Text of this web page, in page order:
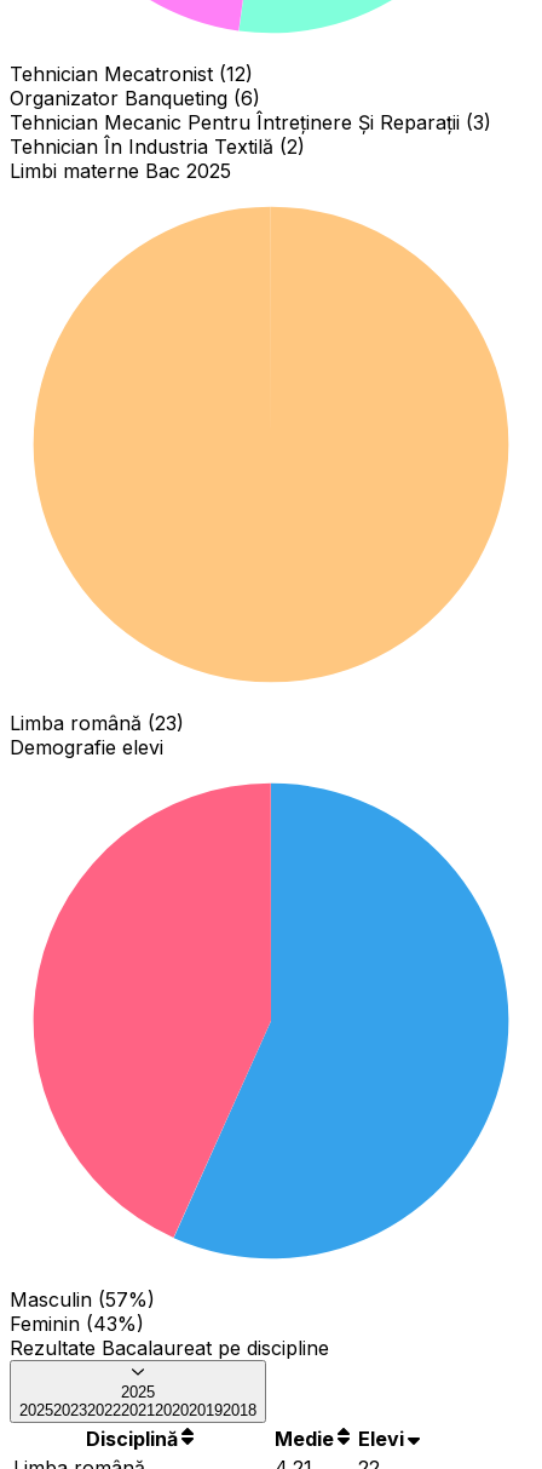
Tehnician Mecatronist (12)
Organizator Banqueting (6)
Tehnician Mecanic Pentru Întreținere Și Reparații (3)
Tehnician În Industria Textilă (2)
Limbi materne Bac 2025
Limba română (23)
Demografie elevi
Masculin (57%)
Feminin (43%)
Rezultate Bacalaureat pe discipline
2025
2025202320222021 202020192018
Disciplină Medie
Elevi